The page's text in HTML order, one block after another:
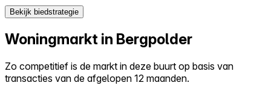
Bekijk biedstrategie
Woningmarkt in Bergpolder
Zo competitief is de markt in deze buurt op basis van
transacties van de afgelopen 12 maanden.